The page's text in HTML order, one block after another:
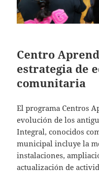
Centro
estrategia de
comunitaria
El programa Centros
evolución de los
Integral, conocidos
municipal incluye la
instalaciones,
actualización de